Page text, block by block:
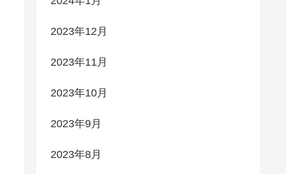
2023年12月
2023年11月
2023年10月
2023年9月
2023年8月